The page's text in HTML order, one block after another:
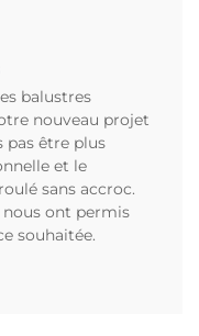
balustres
nouveau projet
pas être plus
et le
sans accroc.
nous ont permis
souhaitée.